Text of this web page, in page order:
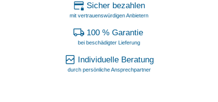
Sicher bezahlen
mit vertrauenswürdigen Anbietern
100 % Garantie
bei beschädigter Lieferung
Individuelle Beratung
durch persönliche Ansprechpartner